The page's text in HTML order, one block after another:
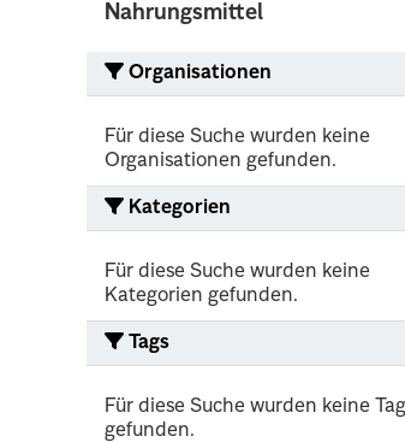
Nahrungsmittel
Organisationen
Für diese Suche wurden keine
Organisationen gefunden.
Kategorien
Für diese Suche wurden keine
Kategorien gefunden.
Tags
Für diese Suche wurden keine
gefunden.